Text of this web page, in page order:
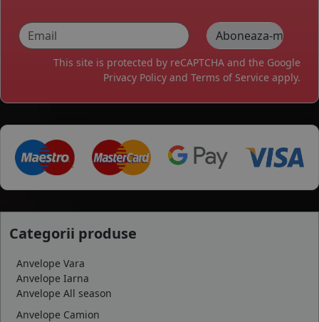
This site is protected by reCAPTCHA and the Google
Privacy Policy and Terms of Service apply.
Categorii produse
Anvelope Vara
Anvelope Iarna
Anvelope All season
Anvelope Camion